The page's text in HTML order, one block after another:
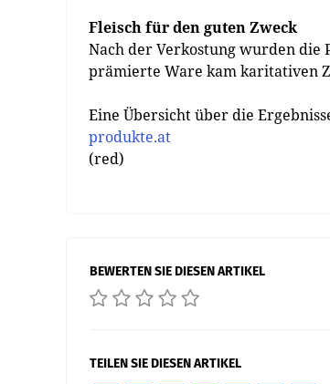
Fleisch für den guten Zweck
Nach der Verkostung wurden
prämierte Ware kam karitativen
Eine Übersicht über die
produkte.at
(red)
BEWERTEN SIE DIESEN ARTIKEL
TEILEN SIE DIESEN ARTIKEL